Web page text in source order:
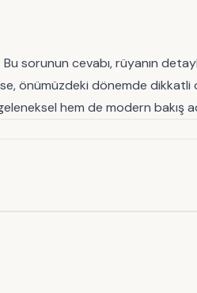
sorunun cevabı, rüyanın
önümüzdeki dönemde
hem de modern bakış